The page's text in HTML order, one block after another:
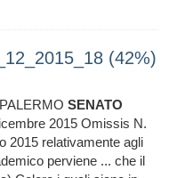
(42%)
SENATO
2015 Omissis N.
2015 relativamente agli
perviene ... che il